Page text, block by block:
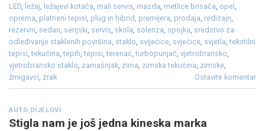
LED, ležaj, ležajevi kotača, mali servis, mazda, metlice brisača, opel ,
oprema, platneni tepisi, plug in hibrid, premijera, prodaja, redizajn,
rezervni, sedan, serijski, servis, skola, solenza, spojka, sredstvo za
odleđivanje staklenih površina, staklo, svijećice, svjećice, svjetla,tekstilni
tepisi,tekućina,tepih,tepisi,terenac,turbopunjač, vjetrobransko,
vjetrobransko staklo, zamašnjak, zima, zimska tekućina, zimske,
žmigavci, zrak Ostavite komentar
AUTO DIJELOVI
Stigla nam je još jedna kineska marka